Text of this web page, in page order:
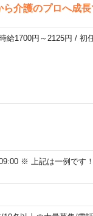
介護のプロへ成
給1700円～2125円 / 初
※ 上記は一例です